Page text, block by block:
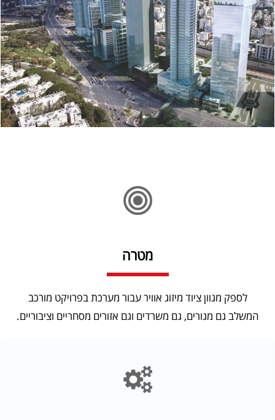
מטרה
לספק מגוון ציוד מיזוג אוויר עבור מערכת בפרויקט מורכב
המשלב גם מגורים, גם משרדים וגם אזורים מסחריים וציבוריים.